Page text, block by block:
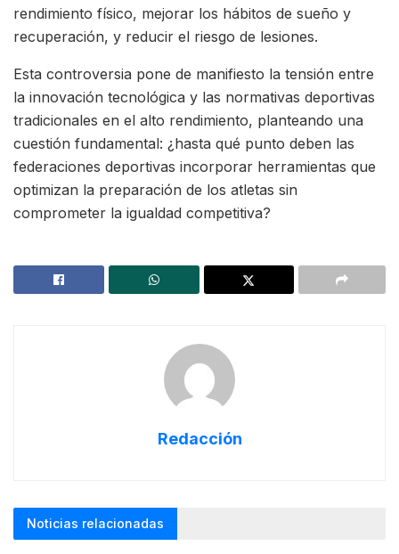
rendimiento físico, mejorar los hábitos de sueño y
recuperación, y reducir el riesgo de lesiones.
Esta controversia pone de manifiesto la tensión entre
la innovación tecnológica y las normativas deportivas
tradicionales en el alto rendimiento, planteando una
cuestión fundamental: ¿hasta qué punto deben las
federaciones deportivas incorporar herramientas que
optimizan la preparación de los atletas sin
comprometer la igualdad competitiva?
Redacción
Noticias relacionadas